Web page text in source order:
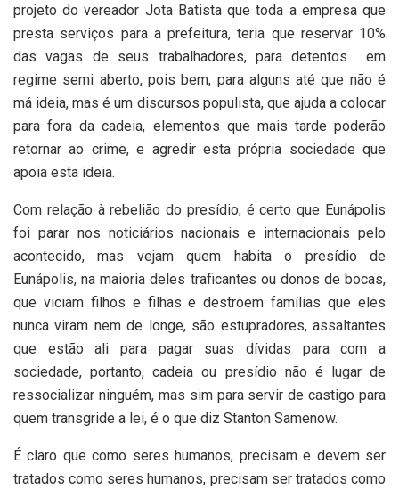
projeto do vereador Jota Batista que toda a empresa que
presta serviços para a prefeitura, teria que reservar 10%
das vagas de seus trabalhadores, para detentos
em
regime semi aberto, pois bem, para alguns até que não é
má ideia, mas é um discursos populista, que ajuda a colocar
para fora da cadeia, elementos que mais tarde poderão
retornar ao crime, e agredir esta própria sociedade que
apoia esta ideia.
Com relação à rebelião do presídio, é certo que Eunápolis
foi parar nos noticiários nacionais e internacionais pelo
acontecido, mas vejam quem habita o presídio de
Eunápolis, na maioria deles traficantes ou donos de bocas,
que viciam filhos e filhas e destroem famílias que eles
nunca viram nem de longe, são estupradores, assaltantes
que estão ali para pagar suas dívidas para com a
sociedade, portanto, cadeia ou presídio não é lugar de
ressocializar ninguém, mas sim para servir de castigo para
quem transgride a lei, é o que diz Stanton Samenow.
É claro que como seres humanos, precisam e devem ser
tratados como seres humanos, precisam ser tratados como